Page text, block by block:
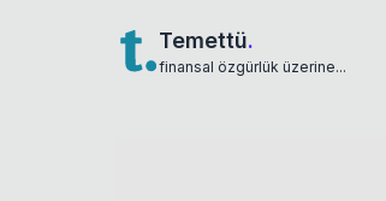
Temettü.
finansal özgürlük üzerine...